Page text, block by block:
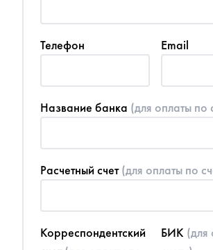
Телефон Email
Название банка (для оплаты по
Расчетный счет(для оплаты по
Корреспондентский
БИК (для